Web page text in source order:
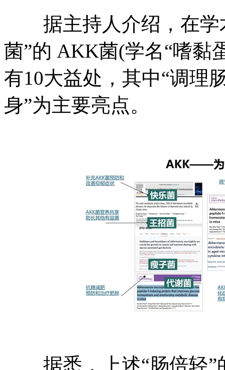
据主持人介绍，在学
菌”的 AKK菌(学名“嗜黏
有10大益处，其中“调理
身”为主要亮点。
据悉，上述“肠倍轻”